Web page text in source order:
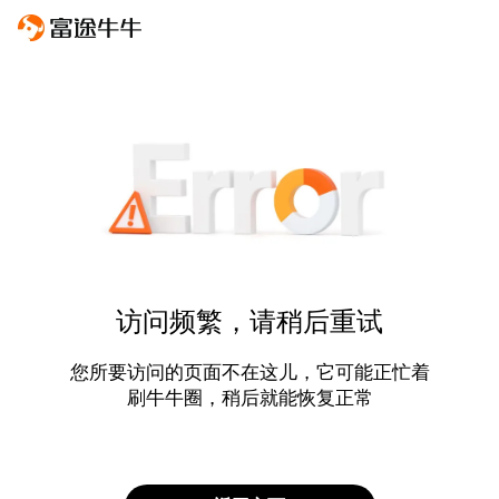
访问频繁，请稍后重试
您所要访问的页面不在这儿，它可能正忙着
刷牛牛圈，稍后就能恢复正常